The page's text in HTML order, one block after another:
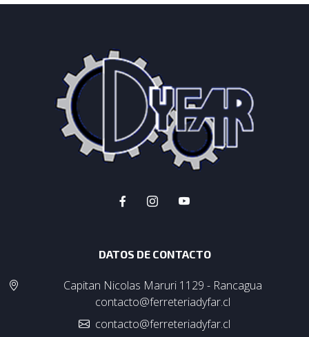
DATOS DE CONTACTO
Capitan Nicolas Maruri 1129 - Rancagua
contacto@ferreteriadyfar.cl
contacto@ferreteriadyfar.cl